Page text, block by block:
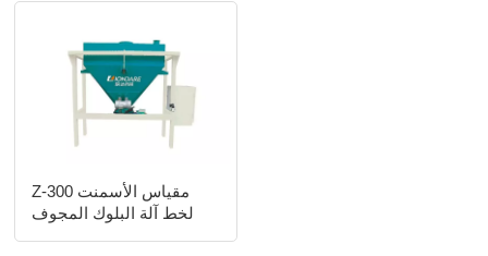
Z-300 مقياس الأسمنت
لخط آلة البلوك المجوف